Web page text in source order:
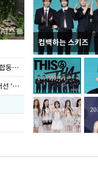
더불어민주당 당대표·최고위원 후보 합동연설회
주택용지 검토 알려지자... 신속히 늘어선 '근조화환'
컴백하는 스키즈
이번주 국회에는